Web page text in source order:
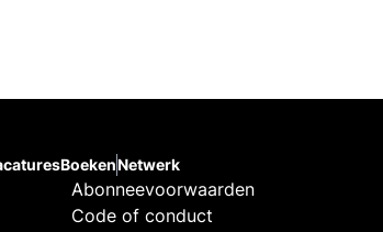
BoekenNetwerk
Abonneevoorwaarden
Code of conduct